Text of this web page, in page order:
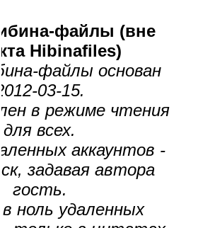
файлы (вне
Hibinafiles)
файлы основан
2012-03-15.
в режиме чтения
для всех.
аккаунтов -
задавая автора
гость.
ноль удаленных